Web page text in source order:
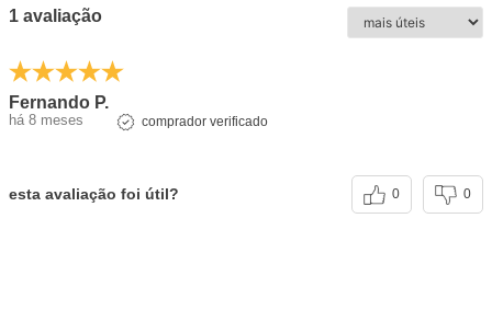
1 avaliação
Fernando P.
há 8 meses comprador verificado
esta avaliação foi útil? 0 0